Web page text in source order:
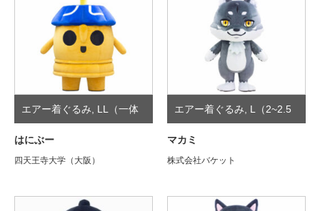
エアー着ぐるみ LL（一体
型）
はにぶー
四天王寺大学（大阪）
エアー着ぐるみ L（2~2.5
頭身）
マカミ
株式会社バケット